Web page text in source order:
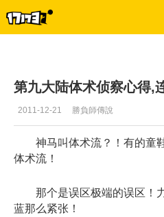
第九大陆体术侦察心得,
2011-12-21 勝負師傳說
神马叫体术流？！有的童
体术流！
那个是误区极端的误区！
蓝那么紧张！